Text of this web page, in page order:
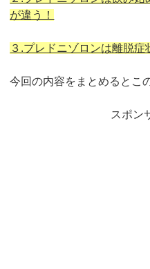
が違う！
３.プレドニゾロンは離脱症
今回の内容をまとめるとこ
スポン